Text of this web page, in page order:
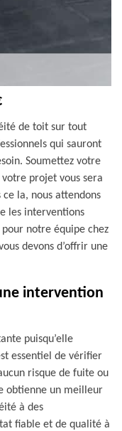
de toit sur tout
qui sauront
Soumettez votre
projet vous sera
la, nous attendons
les interventions
notre équipe chez
devons d’offrir une
intervention
puisqu’elle
essentiel de vérifier
risque de fuite ou
obtienne un meilleur
à des
fiable et de qualité à